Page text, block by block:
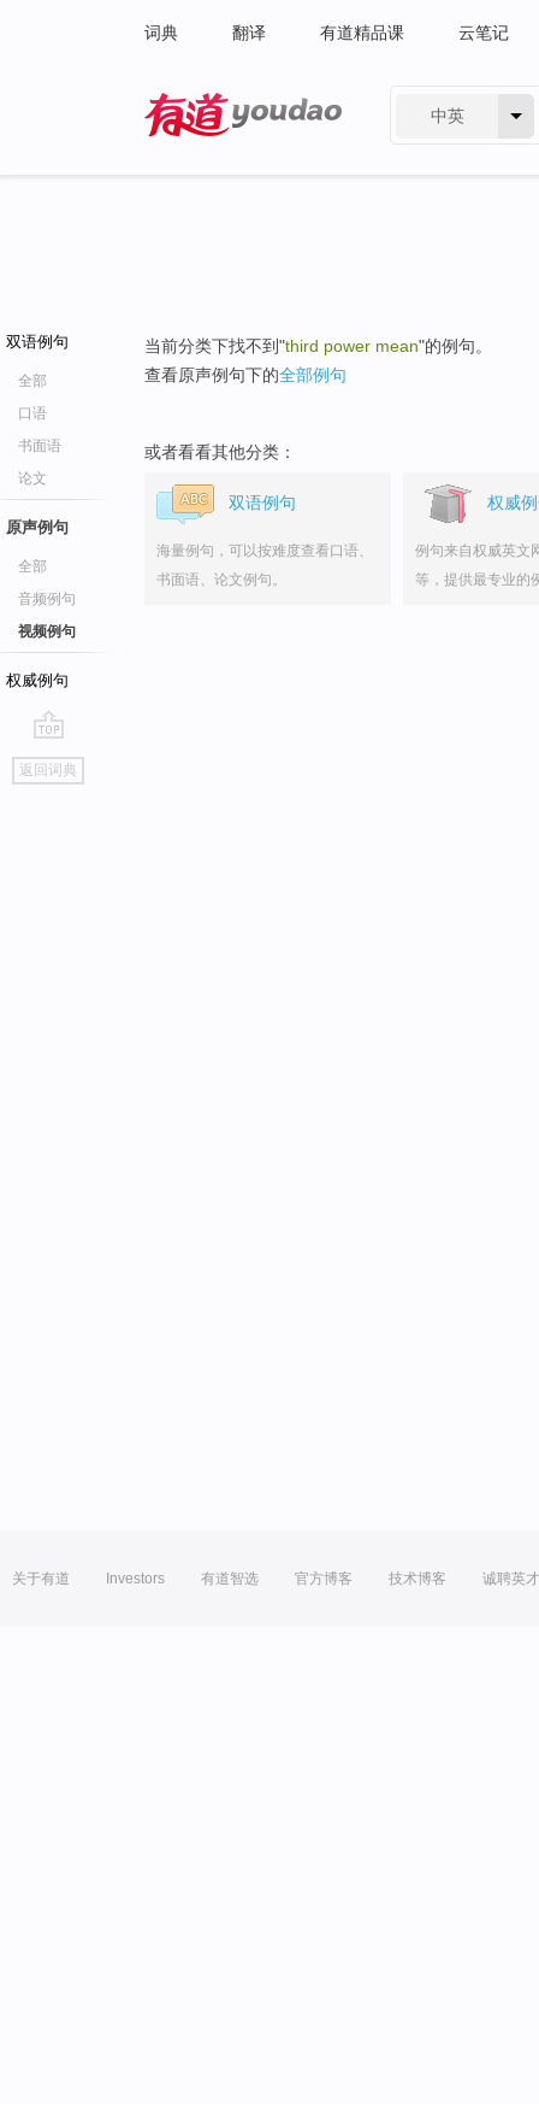
词典 翻译 有道精品课 云笔记
中英
双语例句
全部
口语
书面语
论文
原声例句
全部
音频例句
视频例句
权威例句
go
top
返回词典
当前分类下找不到"third power mean"的例句。
查看原声例句下的全部例句
或者看看其他分类：
双语例句
海量例句，可以按难度查看口语、
书面语、论文例句。
权威
例句来自权威英文
等，提供最专业的
关于有道 Investors 有道智选 官方博客 技术博客 诚聘英才